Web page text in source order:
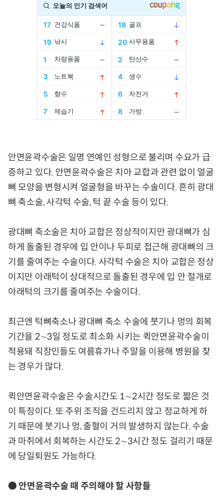
안면윤곽수술은 일명 연예인 성형으로 불리며 수요가 급
증하고 있다. 안면윤곽수술은 치아 교합과 관련 없이 얼굴
뼈 모양을 변형시켜 얼굴형을 바꾸는 수술이다. 흔히 광대
뼈 축소술, 사각턱 수술, 턱 끝 수술 등이 있다.
광대뼈 축소술은 치아 교합은 정상적이지만 광대뼈가 심
하게 돌출된 경우에 입 안이나 두피로 접근해 광대뼈의 크
기를 줄여주는 수술이다. 사각턱 수술은 치아 교합은 정상
이지만 아래턱이 상대적으로 돌출된 경우에 입 안 절개로
아래턱의 크기를 줄여주는 수술이다.
최근엔 턱뼈축소나 광대뼈 축소 수술에 붓기나 멍의 회복
기간을 2∼3일 정도로 최소화 시키는 퀵안면윤곽수술이
적용돼 직장인들도 여름휴가나 주말을 이용해 병원을 찾
는 경우가 많다.
퀵안면윤곽수술은 수술시간도 1∼2시간 정도로 짧은 것
이 특징이다. 또 주위 조직을 건드리지 않고 정교하게 하
기 때문에 붓기나 멍, 출혈이 거의 발생하지 않는다. 수술
과 마취에서 회복하는 시간도 2∼3시간 정도 걸리기 때문
에 당일퇴원도 가능하다.
● 안면윤곽수술 때 주의해야 할 사항들